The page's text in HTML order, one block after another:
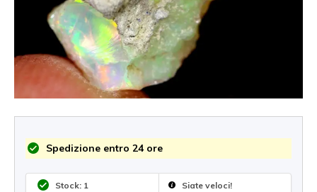
Spedizione entro 24 ore
Stock: 1 Siate veloci!